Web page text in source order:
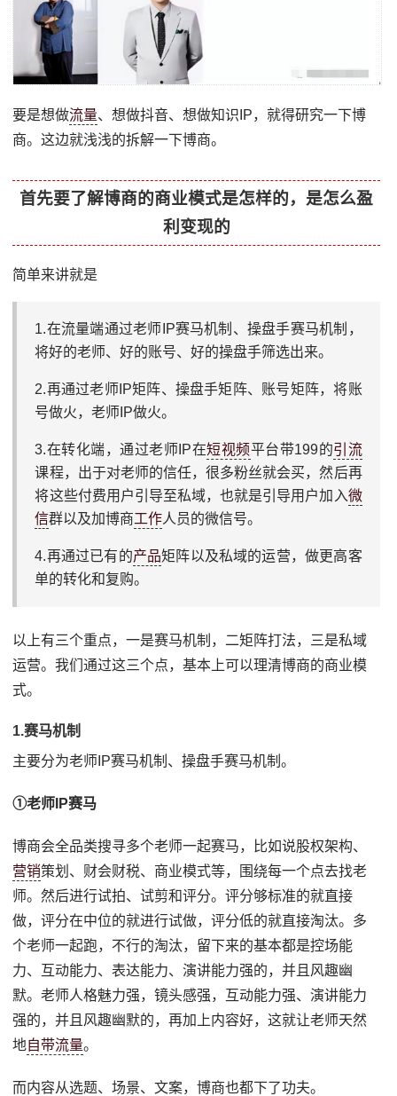
要是想做流量、想做抖音、想做知识IP，就得研究一下博
商。这边就浅浅的拆解一下博商。
首先要了解博商的商业模式是怎样的，是怎么盈
利变现的
简单来讲就是
1.在流量端通过老师IP赛马机制、操盘手赛马机制，
将好的老师、好的账号、好的操盘手筛选出来。
2.再通过老师IP矩阵、操盘手矩阵、账号矩阵，将账
号做火，老师IP做火。
3.在转化端，通过老师IP在短视频平台带199的引流
课程，出于对老师的信任，很多粉丝就会买，然后再
将这些付费用户引导至私域，也就是引导用户加入微
信群以及加博商工作人员的微信号。
4.再通过已有的产品矩阵以及私域的运营，做更高客
单的转化和复购。
以上有三个重点，一是赛马机制，二矩阵打法，三是私域
运营。我们通过这三个点，基本上可以理清博商的商业模
式。
1.赛马机制
主要分为老师IP赛马机制、操盘手赛马机制。
①老师IP赛马
博商会全品类搜寻多个老师一起赛马，比如说股权架构、
营销策划、财会财税、商业模式等，围绕每一个点去找老
师。然后进行试拍、试剪和评分。评分够标准的就直接
做，评分在中位的就进行试做，评分低的就直接淘汰。多
个老师一起跑，不行的淘汰，留下来的基本都是控场能
力、互动能力、表达能力、演讲能力强的，并且风趣幽
默。老师人格魅力强，镜头感强，互动能力强、演讲能力
强的，并且风趣幽默的，再加上内容好，这就让老师天然
地自带流量。
而内容从选题、场景、文案，博商也都下了功夫。